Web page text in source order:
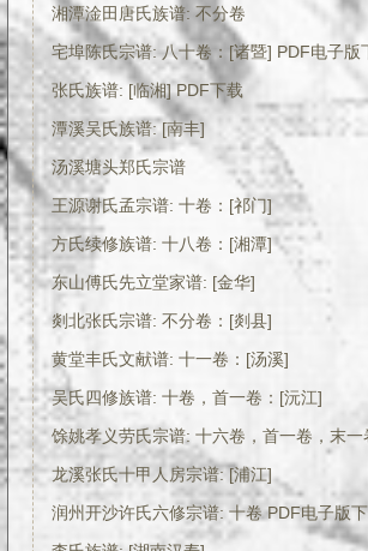
湘潭淦田唐氏族谱: 不分卷
宅埠陈氏宗谱: 八十卷：[诸暨] PDF电子版
张氏族谱: [临湘] PDF下载
潭溪吴氏族谱: [南丰]
汤溪塘头郑氏宗谱
王源谢氏孟宗谱: 十卷：[祁门]
方氏续修族谱: 十八卷：[湘潭]
东山傅氏先立堂家谱: [金华]
剡北张氏宗谱: 不分卷：[剡县]
黄堂丰氏文献谱: 十一卷：[汤溪]
吴氏四修族谱: 十卷，首一卷：[沅江]
馀姚孝义劳氏宗谱: 十六卷，首一卷，末一
龙溪张氏十甲人房宗谱: [浦江]
润州开沙许氏六修宗谱: 十卷 PDF电子版